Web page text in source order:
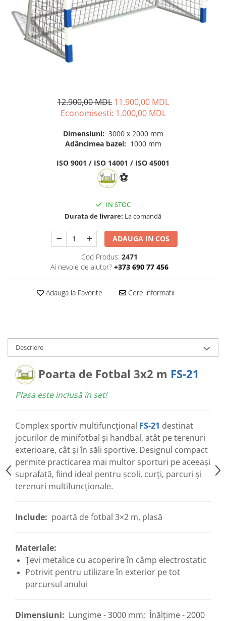
Pavilioane pentru grădinițe
12.900,00 MDL 11.900,00 MDL
Economisesti: 1.000,00 MDL
Dimensiuni: 3000 х 2000 mm
Adâncimea bazei: 1000 mm
ISO 9001 / ISO 14001 / ISO 45001
⚽
IN STOC
Durata de livrare: La comandă
ADAUGA IN COS
Cod Produs: 2471
Ai nevoie de ajutor? +373 690 77 456
Adauga la Favorite Cere informatii
Descriere
Poarta de Fotbal 3х2 m FS-21
Plasa este inclusă în set!
Complex sportiv multifuncțional FS-21 destinat
jocurilor de minifotbal și handbal, atât pe terenuri
exterioare, cât și în săli sportive. Designul compact
permite practicarea mai multor sporturi pe aceeași
suprafață, fiind ideal pentru școli, curți, parcuri și
terenuri multifuncționale.
Include: poartă de fotbal 3×2 m, plasă
Materiale:
Țevi metalice cu acoperire în câmp electrostatic
Potrivit pentru utilizare în exterior pe tot
parcursul anului
Dimensiuni: Lungime - 3000 mm; Înălțime - 2000